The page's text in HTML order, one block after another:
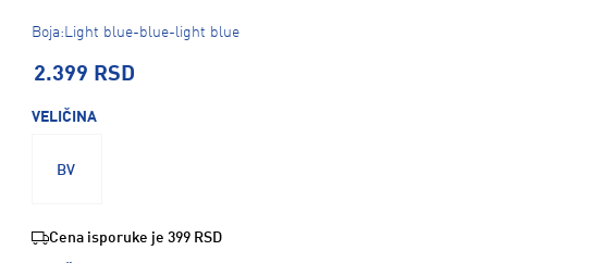
Boja:Light blue-blue-light blue
2.399 RSD
VELIČINA
BV
Cena isporuke je 399 RSD